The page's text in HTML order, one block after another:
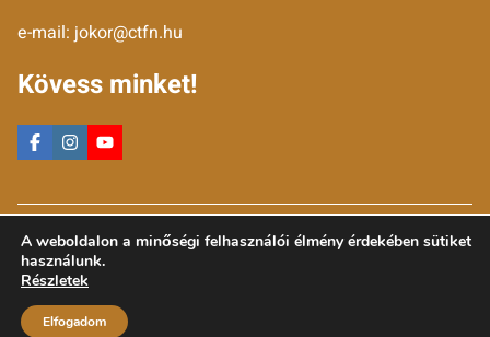
e-mail: jokor@ctfn.hu
Kövess minket!
Copyright © 2024 jokor.hu. Minden jog fenntartva.
A weboldalon a minőségi felhasználói élmény érdekében sütiket
használunk.
Részletek
Elfogadom